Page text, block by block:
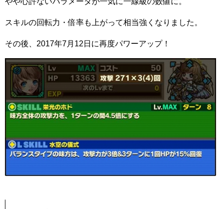
スキルの回転力・倍率も上がって相当強くなりました。
その後、2017年7月12日に再度パワーアップ！